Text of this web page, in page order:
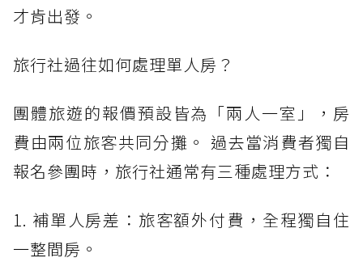
才肯出發。
旅行社過往如何處理單人房？
團體旅遊的報價預設皆為「兩人一室」，房
費由兩位旅客共同分攤。 過去當消費者獨自
報名參團時，旅行社通常有三種處理方式：
1. 補單人房差：旅客額外付費，全程獨自住
一整間房。